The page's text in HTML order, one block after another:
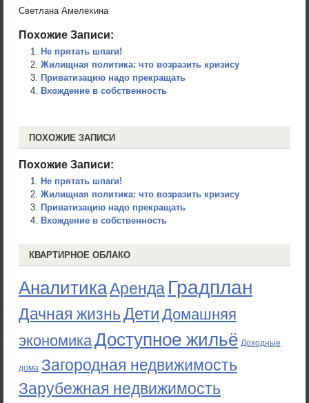
Светлана Амелехина
Похожие Записи:
Не прятать шпаги!
Жилищная политика: что возразить кризису
Приватизацию надо прекращать
Вхождение в собственность
ПОХОЖИЕ ЗАПИСИ
Похожие Записи:
Не прятать шпаги!
Жилищная политика: что возразить кризису
Приватизацию надо прекращать
Вхождение в собственность
КВАРТИРНОЕ ОБЛАКО
АналитикаАренда Градплан
Дачная жизньДети Домашняя
экономикаДоступное жильё Доходные
дома Загородная недвижимость
Зарубежная недвижимость